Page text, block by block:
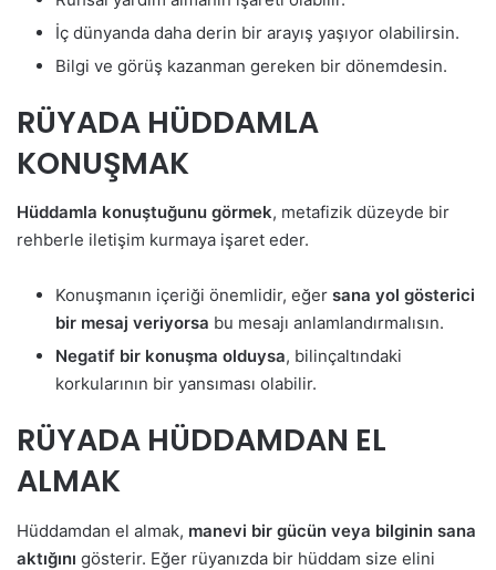
İç dünyanda daha derin bir arayış yaşıyor olabilirsin.
Bilgi ve görüş kazanman gereken bir dönemdesin.
RÜYADA HÜDDAMLA
KONUŞMAK
Hüddamla konuştuğunu görmek, metafizik düzeyde bir
rehberle iletişim kurmaya işaret eder.
Konuşmanın içeriği önemlidir, eğer sana yol gösterici
bir mesaj veriyorsa bu mesajı anlamlandırmalısın.
Negatif bir konuşma olduysa, bilinçaltındaki
korkularının bir yansıması olabilir.
RÜYADA HÜDDAMDAN EL
ALMAK
Hüddamdan el almak, manevi bir gücün veya bilginin sana
aktığını gösterir. Eğer rüyanızda bir hüddam size elini